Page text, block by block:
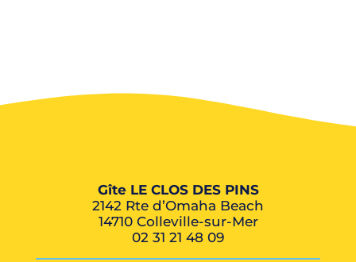
Gîte LE CLOS DES PINS
2142 Rte d’Omaha Beach
14710 Colleville-sur-Mer
02 31 21 48 09